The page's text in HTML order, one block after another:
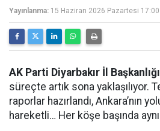
Yayınlanma: 15 Haziran 2026 Pazartesi 17:00
AK Parti Diyarbakır İl Başkanlığı
süreçte artık sona yaklaşılıyor.
raporlar hazırlandı, Ankara’nın
hareketli… Her köşe başında